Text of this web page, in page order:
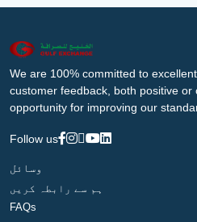
We are 100% committed to
customer feedback, both positive or
opportunity for improving our
Follow us
وسائل
ہم سے رابطہ کریں
FAQs